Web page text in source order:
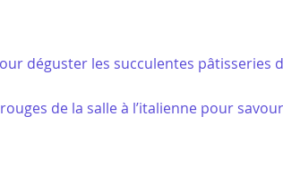
déguster les succulentes pâtisseries
de la salle à l’italienne pour